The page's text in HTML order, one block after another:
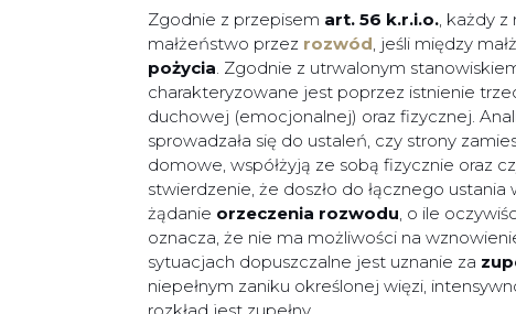
Zgodnie z przepisem art. 56 k.r.i.o. , każdy
małżeństwo przez rozwód , jeśli między
pożycia . Zgodnie z utrwalonym
charakteryzowane jest poprzez istnienie
duchowej (emocjonalnej) oraz fizycznej.
sprowadzała się do ustaleń, czy strony
domowe, współżyją ze sobą fizycznie oraz
stwierdzenie, że doszło do łącznego
żądanie orzeczenia rozwodu , o ile
oznacza, że nie ma możliwości na
sytuacjach dopuszczalne jest uznanie za
niepełnym zaniku określonej więzi,
rozkład jest zupełny.